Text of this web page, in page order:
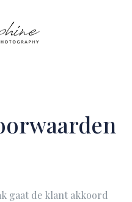
gaat de klant akkoord